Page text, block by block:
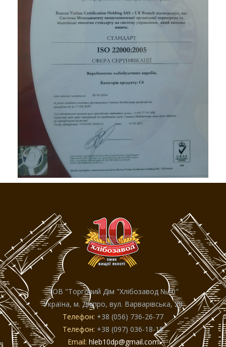
ТОВ "Торговий Дiм "Хлiбозавод №10"
Україна, м. Дніпро, вул. Варварівська, 28
Телефон: +38 (056) 736-26-77
Телефон: +38 (097) 036-18-18
Email: hleb10dp@gmail.com